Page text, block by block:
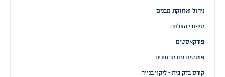
ניהול ואחזקת מבנים
סיפורי הצלחה
פודקאסטים
פוסטים עם סרטונים
קורס בדק בית – ליקוי בנייה